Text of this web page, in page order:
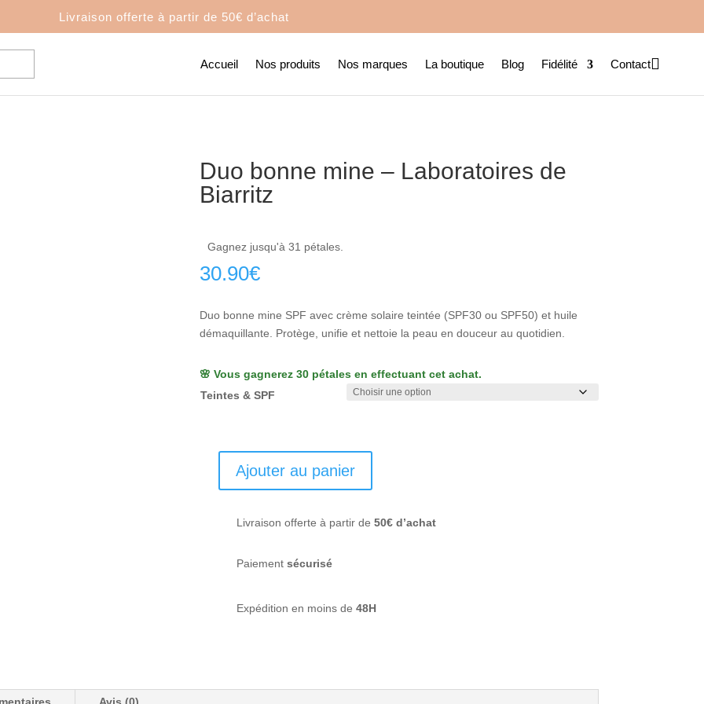
Livraison offerte à partir de 50€ d’achat
Accueil Nos produits Nos marques La boutique Blog Fidélité Contact
Duo bonne mine – Laboratoires de
Biarritz
Gagnez jusqu'à 31 pétales.
30.90€
Duo bonne mine SPF avec crème solaire teintée (SPF30 ou SPF50) et huile
démaquillante. Protège, unifie et nettoie la peau en douceur au quotidien.
🌸 Vous gagnerez 30 pétales en effectuant cet achat.
Teintes & SPF
quantitéAjouter au panier
Livraison offerte à partir de 50€ d’achat
Paiement sécurisé
Expédition en moins de 48H
Avis (0)